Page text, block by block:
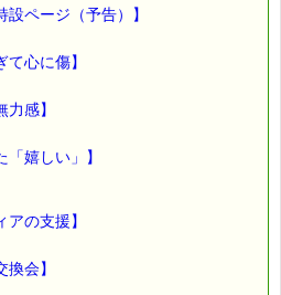
ページ（予告）】
心に傷】
感】
嬉しい」】
の支援】
会】